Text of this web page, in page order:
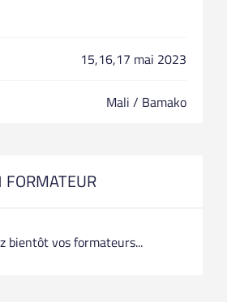
15,16,17 mai 2023
Mali / Bamako
FORMATEUR
bientôt vos formateurs...